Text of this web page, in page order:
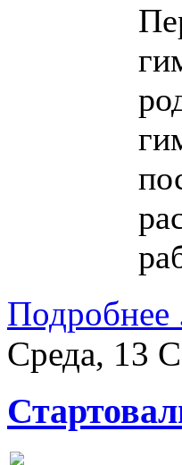
Подробнее
Среда, 13